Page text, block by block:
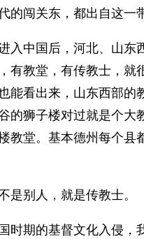
的闯关东，都出自这一
入中国后，河北、山东
有教堂，有传教士，就
能看出来，山东西部的
的狮子楼对过就是个大
教堂。基本德州每个县
是别人，就是传教士。
时期的基督文化入侵，